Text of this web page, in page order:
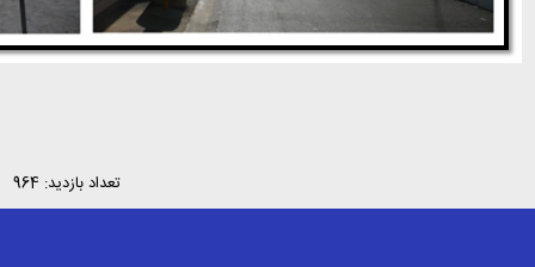
تعداد بازدید: 964